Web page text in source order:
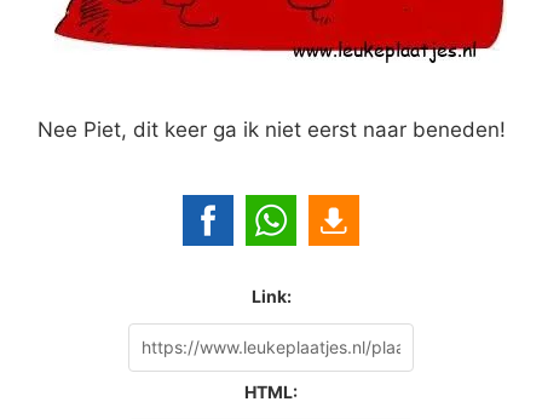
Nee Piet, dit keer ga ik niet eerst naar beneden!
Link:
HTML: